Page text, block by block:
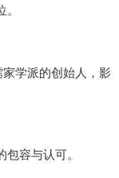
学派的创始人，影
容与认可。